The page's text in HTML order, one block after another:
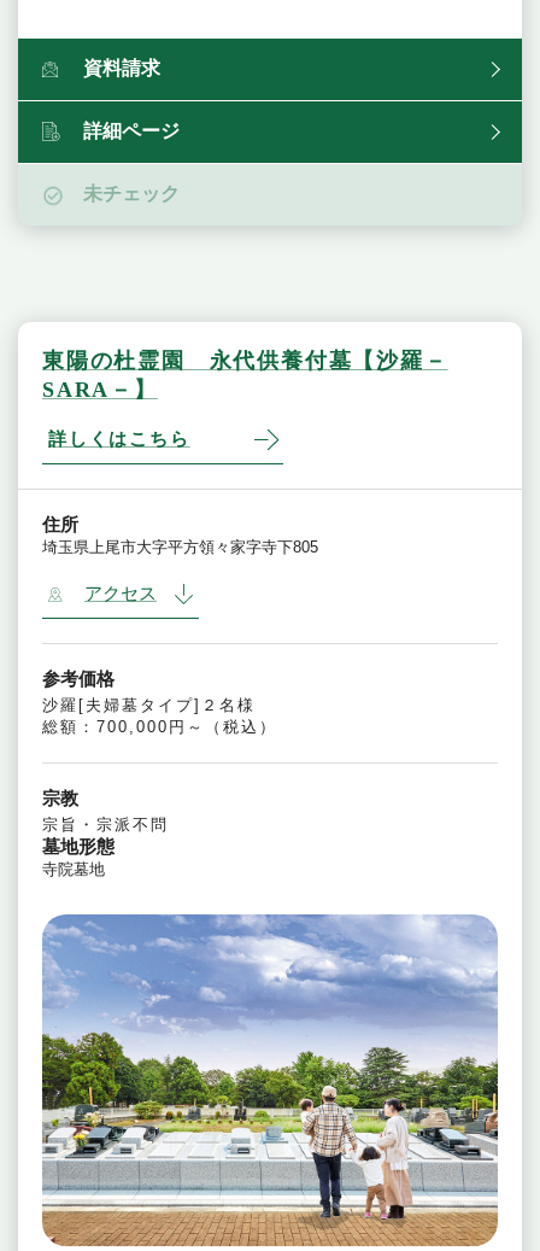
資料請求
詳細ページ
未チェック
東陽の杜霊園 永代供養付墓【沙羅－
SARA－】
詳しくはこちら
住所
埼玉県上尾市大字平方領々家字寺下805
アクセス
参考価格
沙羅[夫婦墓タイプ]２名様
総額：700,000円～（税込）
宗教
宗旨・宗派不問
墓地形態
寺院墓地